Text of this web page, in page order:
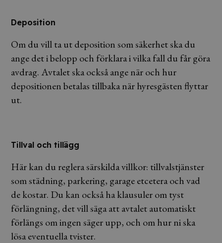
Deposition
Om du vill ta ut deposition som säkerhet ska du
ange det i belopp och förklara i vilka fall du får göra
avdrag. Avtalet ska också ange när och hur
depositionen betalas tillbaka när hyresgästen flyttar
ut.
Tillval och tillägg
Här kan du reglera särskilda villkor: tillvalstjänster
som städning, parkering, garage etcetera och vad
de kostar. Du kan också ha klausuler om tyst
förlängning, det vill säga att avtalet automatiskt
förlängs om ingen säger upp, och om hur ni ska
lösa eventuella tvister.